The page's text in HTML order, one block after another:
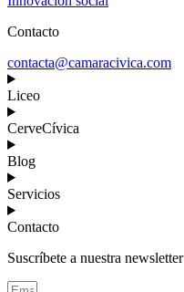
Contacto
contacta@camaracivica.com
Liceo
CerveCívica
Blog
Servicios
Contacto
Suscríbete a nuestra newsletter